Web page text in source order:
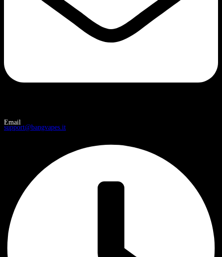
Email
support@bangvapes.it